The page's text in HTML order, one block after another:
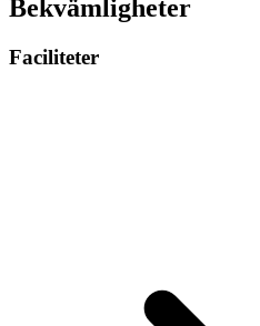
Bekvämligheter
Faciliteter